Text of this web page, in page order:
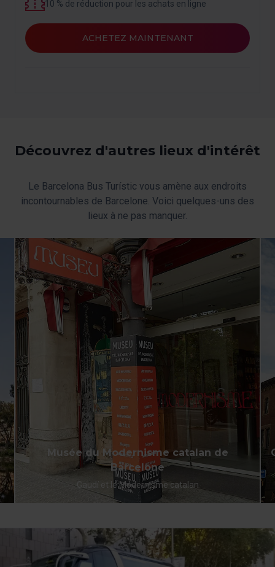
(telles que la langue) et d’améliorer votre expérience
Les cookies nécessaires sont essentiels au
fonctionnement du site Internet et, par conséquent, si
dans le menu en bas du site.
10 % de réduction pour les achats en ligne
ACHETEZ MAINTENANT
Découvrez d'autres lieux d'intérêt
Le Barcelona Bus Turístic vous amène aux endroits
incontournables de Barcelone. Voici quelques-uns des
lieux à ne pas manquer.
Musée du Modernisme catalan de
Barcelone
Gaudí et le Modernisme catalan